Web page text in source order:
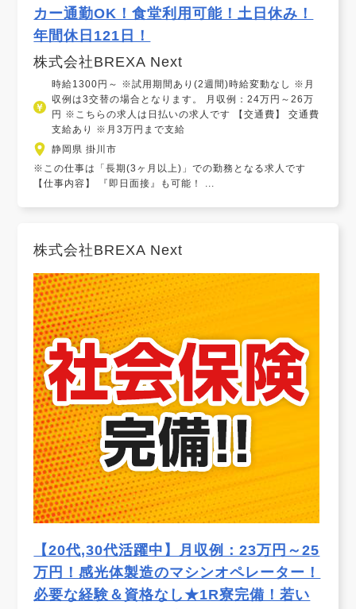
カー通勤OK！食堂利用可能！土日休み！
年間休日121日！
株式会社BREXA Next
時給1300円～ ※試用期間あり(2週間)時給変動なし ※月
収例は3交替の場合となります。 月収例：24万円～26万
円 ※こちらの求人は日払いの求人です 【交通費】 交通費
支給あり ※月3万円まで支給
静岡県 掛川市
※この仕事は「長期(3ヶ月以上)」での勤務となる求人です
【仕事内容】 『即日面接』も可能！ ...
株式会社BREXA Next
【20代,30代活躍中】月収例：23万円～25
万円！感光体製造のマシンオペレーター！
必要な経験＆資格なし★1R寮完備！若い